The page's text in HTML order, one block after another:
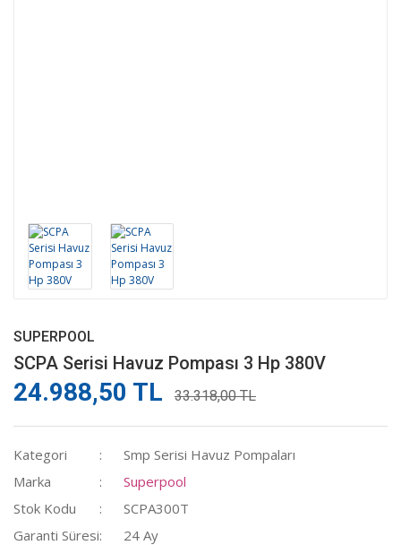
SUPERPOOL
SCPA Serisi Havuz Pompası 3 Hp 380V
24.988,50 TL 33.318,00 TL
Kategori
Smp Serisi Havuz Pompaları
Marka
Superpool
Stok Kodu
SCPA300T
Garanti Süresi
24 Ay